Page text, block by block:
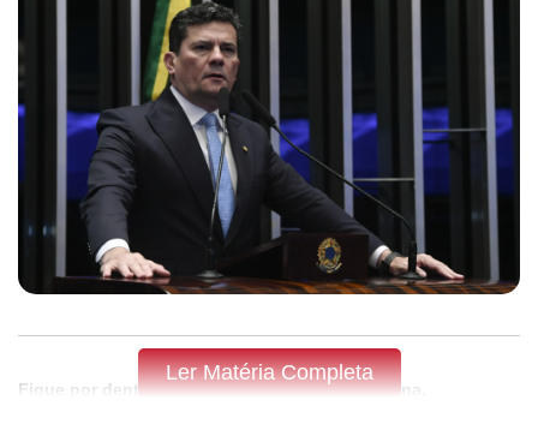
Fique por dentro do que acontece em Apucarana,
Ler Matéria Completa